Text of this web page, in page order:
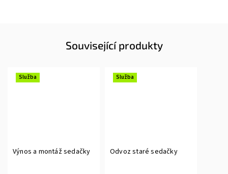
Související produkty
Služba
Výnos a montáž sedačky
Služba
Odvoz staré sedačky